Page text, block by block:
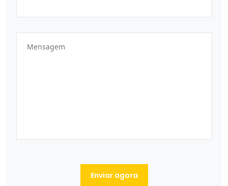
Enviar agora